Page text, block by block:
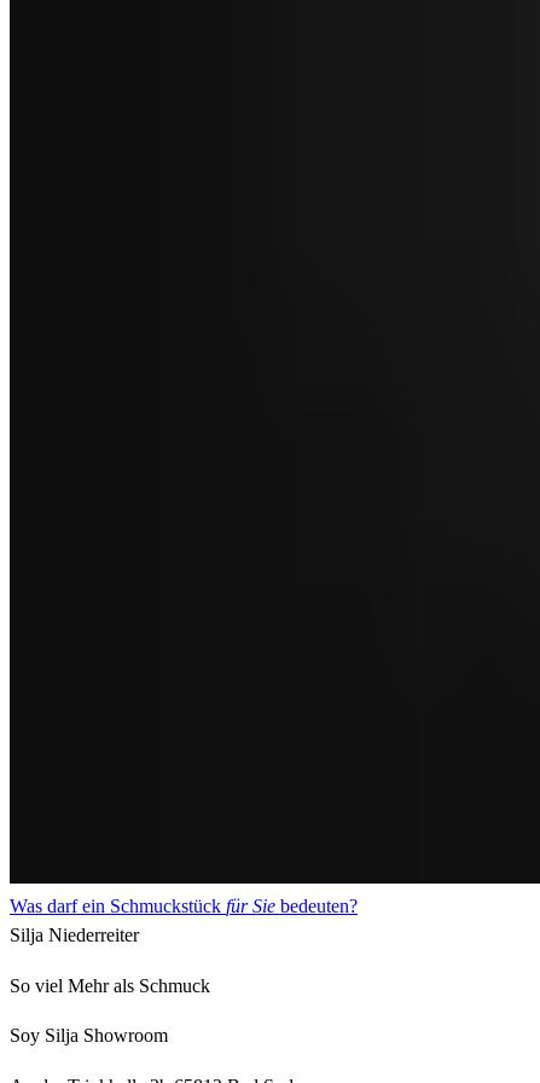
Was darf ein Schmuckstück für Sie bedeuten?
Silja Niederreiter
So viel Mehr als Schmuck
Soy Silja Showroom